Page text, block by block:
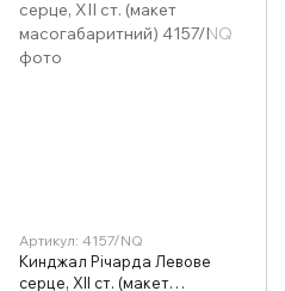
Артикул: 4157/NQ
Кинджал Річарда Левове
серце, XII ст. (макет